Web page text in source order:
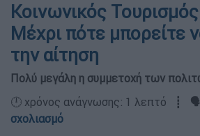
Κοινωνικός
Μέχρι πότε μπορείτε
την αίτηση
Πολύ μεγάλη η συμμετοχή των
🕛 χρόνος ανάγνωσης: 1 λεπτό ┋
σχολιασμό